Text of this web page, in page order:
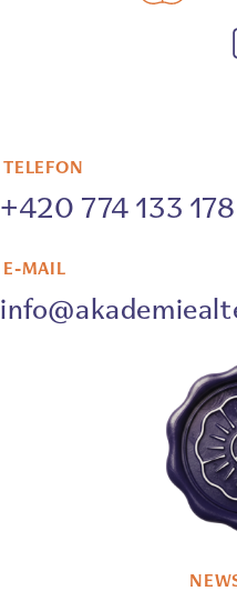
TELEFON
+420 774 133 178
E-MAIL